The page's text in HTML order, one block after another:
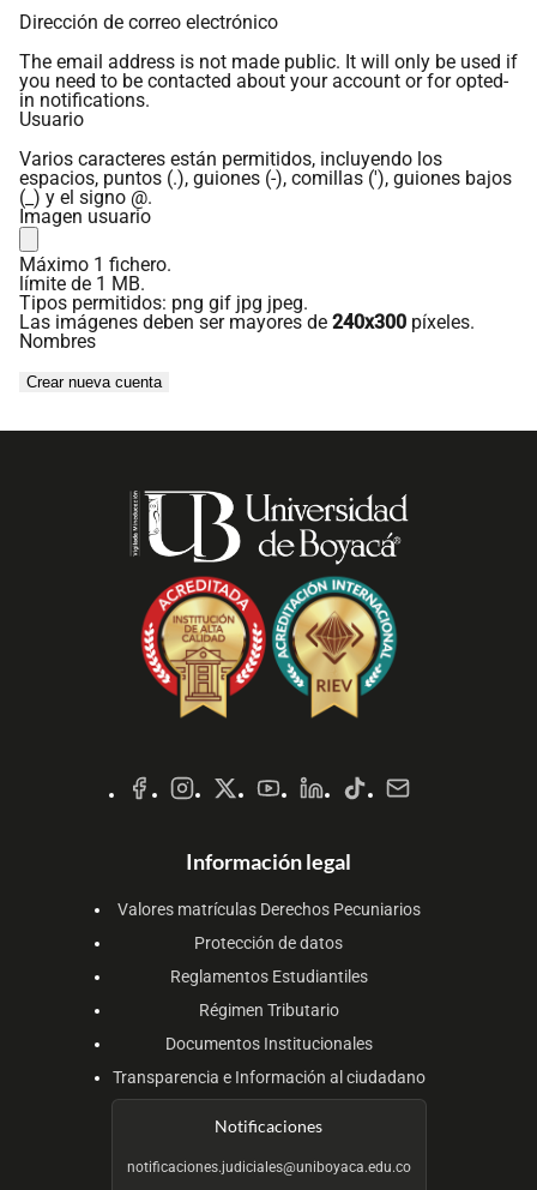
enlaces
de
ayuda
a
la
navegación
Dirección de correo electrónico
The email address is not made public. It will only be used if
you need to be contacted about your account or for opted-
in notifications.
Usuario
Varios caracteres están permitidos, incluyendo los
espacios, puntos (.), guiones (-), comillas ('), guiones bajos
(_) y el signo @.
Imagen usuario
Máximo 1 fichero.
límite de 1 MB.
Tipos permitidos: png gif jpg jpeg.
Las imágenes deben ser mayores de 240x300 píxeles.
Nombres
Sociales
Información legal
Valores matrículas Derechos Pecuniarios
Protección de datos
Reglamentos Estudiantiles
Régimen Tributario
Documentos Institucionales
Transparencia e Información al ciudadano
Notificaciones
notificaciones.judiciales@uniboyaca.edu.co